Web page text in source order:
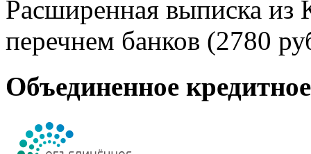
Расширенная выписка из
перечнем банков (2780
Объединенное